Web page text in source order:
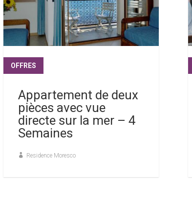
lire plus
Appartement de deux
pièces avec vue
directe sur la mer – 4
Semaines
OFFRES
Residence Moresco